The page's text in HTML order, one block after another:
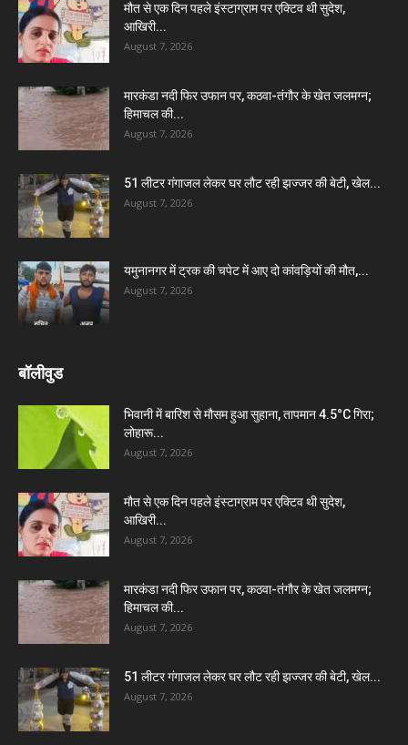
मौत से एक दिन पहले इंस्टाग्राम पर एक्टिव थी सुदेश,
आखिरी...
August 7, 2026
मारकंडा नदी फिर उफान पर, कठवा-तंगौर के खेत जलमग्न;
हिमाचल की...
August 7, 2026
51 लीटर गंगाजल लेकर घर लौट रही झज्जर की बेटी, खेल...
August 7, 2026
यमुनानगर में ट्रक की चपेट में आए दो कांवड़ियों की मौत,...
August 7, 2026
बॉलीवुड
भिवानी में बारिश से मौसम हुआ सुहाना, तापमान 4.5°C गिरा;
लोहारू...
August 7, 2026
मौत से एक दिन पहले इंस्टाग्राम पर एक्टिव थी सुदेश,
आखिरी...
August 7, 2026
मारकंडा नदी फिर उफान पर, कठवा-तंगौर के खेत जलमग्न;
हिमाचल की...
August 7, 2026
51 लीटर गंगाजल लेकर घर लौट रही झज्जर की बेटी, खेल...
August 7, 2026